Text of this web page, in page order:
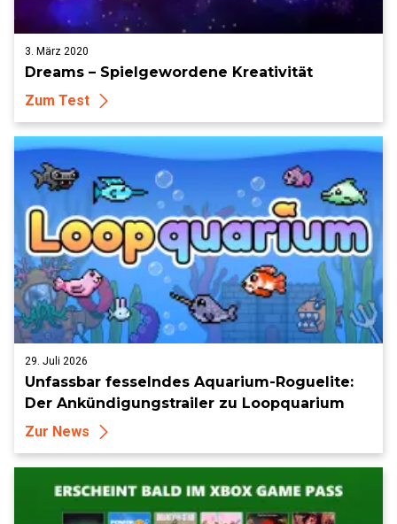
3. März 2020
Dreams – Spielgewordene Kreativität
Zum Test
29. Juli 2026
Unfassbar fesselndes Aquarium-Roguelite:
Der Ankündigungstrailer zu Loopquarium
Zur News